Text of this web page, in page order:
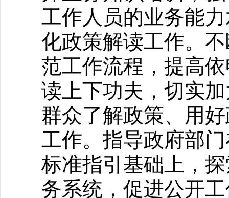
工作人员的业务能
化政策解读工作。
范工作流程，提高
读上下功夫，切实
群众了解政策、用
工作。指导政府部
标准指引基础上，
务系统，促进公开